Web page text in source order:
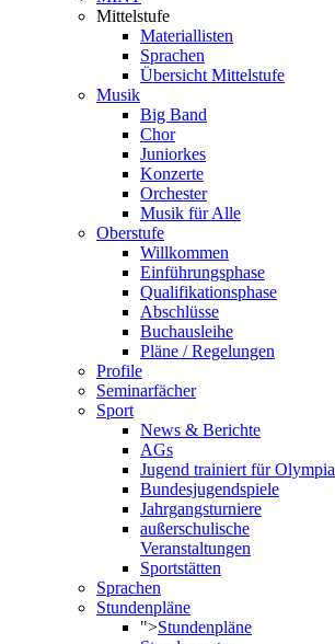
Mittelstufe
Materiallisten
Sprachen
Übersicht Mittelstufe
Musik
Big Band
Chor
Juniorkes
Konzerte
Orchester
Musik für Alle
Oberstufe
Willkommen
Einführungsphase
Qualifikationsphase
Abschlüsse
Buchausleihe
Pläne / Regelungen
Profile
Seminarfächer
Sport
News & Berichte
AGs
Jugend trainiert für Olympia
Bundesjugendspiele
Jahrgangsturniere
außerschulische
Veranstaltungen
Sportstätten
Sprachen
Stundenpläne
">Stundenpläne